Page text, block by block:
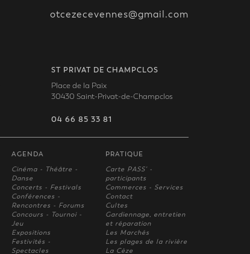
otcezecevennes@gmail.com
ST PRIVAT DE CHAMPCLOS
Place de la Paix
30430 Saint-Privat-de-Champclos
04 66 85 33 81
AGENDA
Cinéma - Théâtre -
Danse
Concerts - Festivals
Conférences -
Rencontres - Forums
Concours - Tournoi -
Jeu
Expositions
Festivités -
Spectacles
PRATIQUE
Carte PASS' -
participants
Commerces - Services
Contact
Cultes
Gardiennage, entretien
et réparation
Les Marchés
Les plages de la rivière
La Cèze